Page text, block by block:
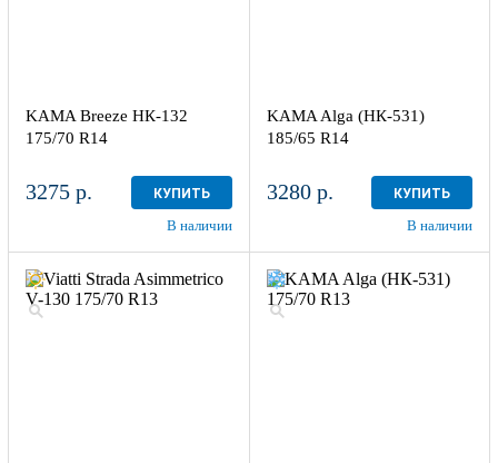
KAMA Breeze НК-132
175/70 R14
3275 р. КУПИТЬ
В наличии
KAMA Alga (НК-531)
185/65 R14
3280 р. КУПИТЬ
В наличии